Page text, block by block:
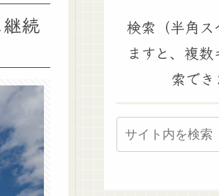
続
検索（半角ス
ますと、複
索でき